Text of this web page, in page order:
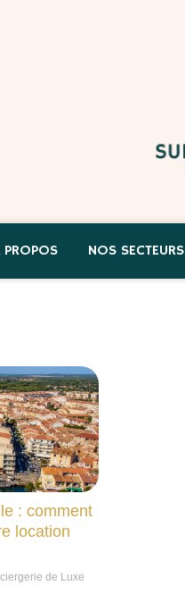
PROPOS NOS SECTEURS
: comment
location
de Luxe